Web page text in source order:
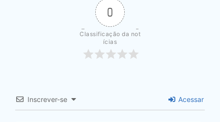
0
Classificação da not
ícias
Inscrever-se Acessar